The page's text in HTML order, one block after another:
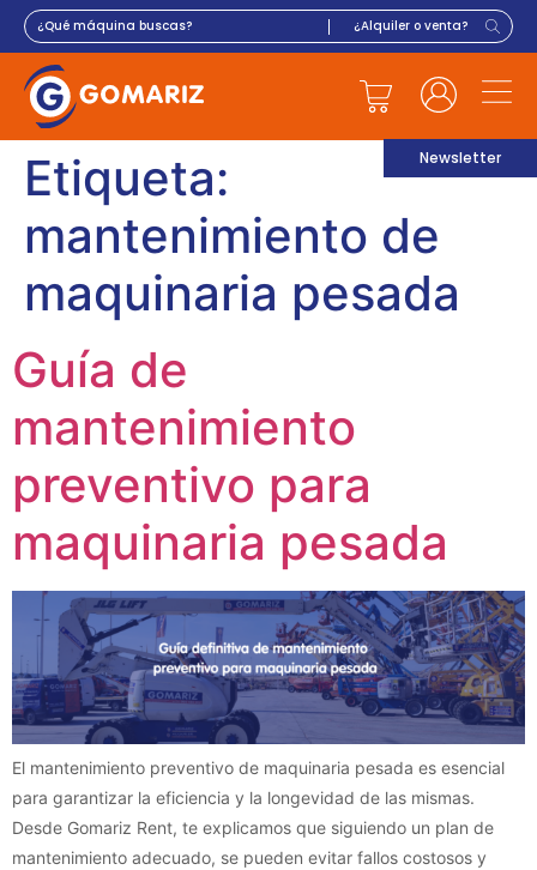
Newsletter
Etiqueta:
mantenimiento de
maquinaria pesada
Guía de
mantenimiento
preventivo para
maquinaria pesada
El mantenimiento preventivo de maquinaria pesada es esencial
para garantizar la eficiencia y la longevidad de las mismas.
Desde Gomariz Rent, te explicamos que siguiendo un plan de
mantenimiento adecuado, se pueden evitar fallos costosos y